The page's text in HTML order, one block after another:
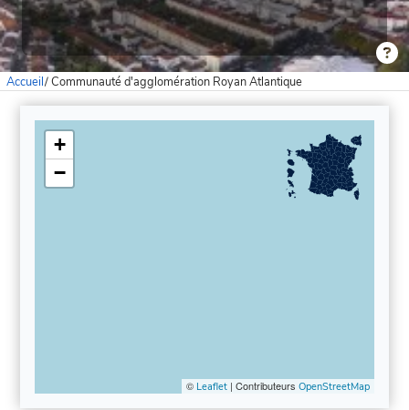
Accueil/Communauté d'agglomération Royan Atlantique
+
−
© Leaflet| Contributeurs OpenStreetMap